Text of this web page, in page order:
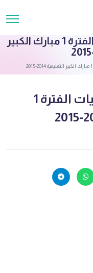
الصف العاشر اختبار رياضيات الفترة 1 مبارك الكبير
الصف العاشر اختبار رياضيات الفترة 1